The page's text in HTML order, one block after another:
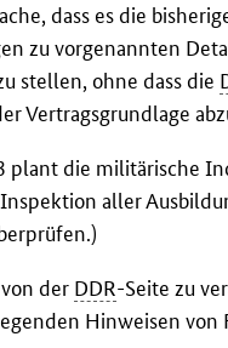
dass es die
zu vorgenannten
stellen, ohne dass die
Vertragsgrundlage
plant die militärische
aller
der DDR-Seite zu
Hinweisen